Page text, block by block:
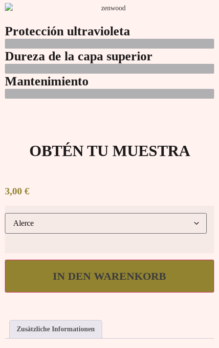
Protección ultravioleta
Dureza de la capa superior
Mantenimiento
OBTÉN TU MUESTRA
3,00 €
IN DEN WARENKORB
Zusätzliche Informationen